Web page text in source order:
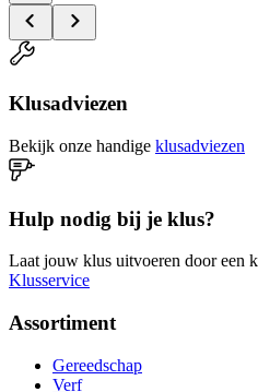
Klusadviezen
Bekijk onze handige klusadviezen
Hulp nodig bij je klus?
Laat jouw klus uitvoeren door een
Klusservice
Assortiment
Gereedschap
Verf